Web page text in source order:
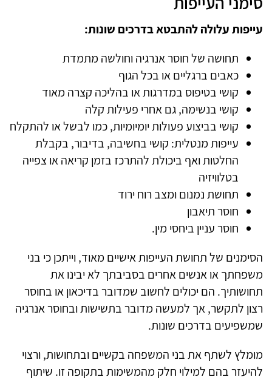
עייפות עלולה להתבטא בדרכים שונות:
תחושה של חוסר אנרגיה וחולשה מתמדת
כאבים ברגליים או בכל הגוף
קושי בטיפוס במדרגות או בהליכה קצרה מאוד
קושי בנשימה, גם אחרי פעילות קלה
קושי בביצוע פעולות יומיומיות, כמו לבשל או להתקלח
עייפות מנטלית: קושי בחשיבה, בדיבור, בקבלת
החלטות ואף ביכולת להתרכז בזמן קריאה או צפייה
בטלוויזיה
תחושת נמנום ומצב רוח ירוד
חוסר תיאבון
חוסר עניין ביחסי מין.
הסימנים של תחושת העייפות אישיים מאוד, וייתכן כי בני
משפחתך או אנשים אחרים בסביבתך לא יבינו את
תחושותיך. הם יכולים לחשוב שמדובר בדיכאון או בחוסר
רצון לתקשר, אך למעשה מדובר בתשישות ובחוסר אנרגיה
שמשפיעים בדרכים שונות.
מומלץ לשתף את בני המשפחה בקשיים ובתחושות, ורצוי
להיעזר בהם למילוי חלק מהמשימות בתקופה זו. שיתוף